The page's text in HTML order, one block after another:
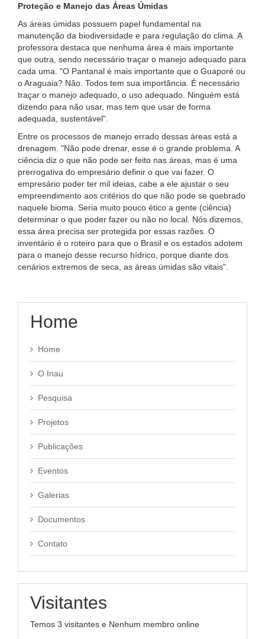
Proteção e Manejo das Áreas Úmidas
As áreas úmidas possuem papel fundamental na
manutenção da biodiversidade e para regulação do clima. A
professora destaca que nenhuma área é mais importante
que outra, sendo necessário traçar o manejo adequado para
cada uma. "O Pantanal é mais importante que o Guaporé ou
o Araguaia? Não. Todos tem sua importância. É necessário
traçar o manejo adequado, o uso adequado. Ninguém está
dizendo para não usar, mas tem que usar de forma
adequada, sustentável".
Entre os processos de manejo errado dessas áreas está a
drenagem. "Não pode drenar, esse é o grande problema. A
ciência diz o que não pode ser feito nas áreas, mas é uma
prerrogativa do empresário definir o que vai fazer. O
empresário poder ter mil ideias, cabe a ele ajustar o seu
empreendimento aos critérios do que não pode se quebrado
naquele bioma. Seria muito pouco ético a gente (ciência)
determinar o que poder fazer ou não no local. Nós dizemos,
essa área precisa ser protegida por essas razões. O
inventário é o roteiro para que o Brasil e os estados adotem
para o manejo desse recurso hídrico, porque diante dos
cenários extremos de seca, as áreas úmidas são vitais".
Home
Home
O Inau
Pesquisa
Projetos
Publicações
Eventos
Galerias
Documentos
Contato
Visitantes
Temos 3 visitantes e Nenhum membro online